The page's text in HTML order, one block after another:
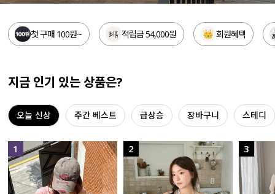
티셔츠
원피스
니트
수영복
언더웨어
첫 구매 100원~ 적립금 54,000원 회원혜택
지금 인기 있는 상품은?
오늘 신상 주간 베스트 급상승 장바구니 스테디